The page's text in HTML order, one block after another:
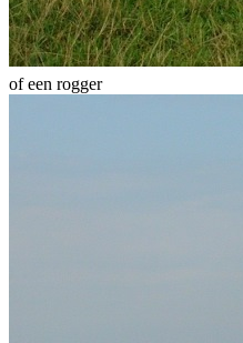
of een rogger